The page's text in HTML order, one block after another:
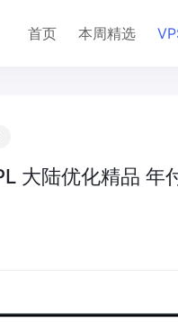
首页 本周精选
大陆优化精品 年